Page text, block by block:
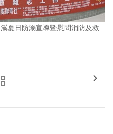
夏日防溺宣導暨慰問消防及救